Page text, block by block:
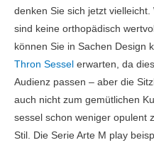
denken Sie sich jetzt vielleicht.
sind keine orthopädisch
können Sie in Sachen Design
Thron Sessel erwarten, da
Audienz passen – aber die
auch nicht zum gemütlichen
sessel schon weniger opulent
Stil. Die Serie Arte M play